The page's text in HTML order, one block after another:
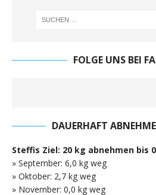
FOLGE UNS BEI
DAUERHAFT
Steffis Ziel: 20 kg abnehmen bis
» September: 6,0 kg weg
» Oktober: 2,7 kg weg
» November: 0,0 kg weg